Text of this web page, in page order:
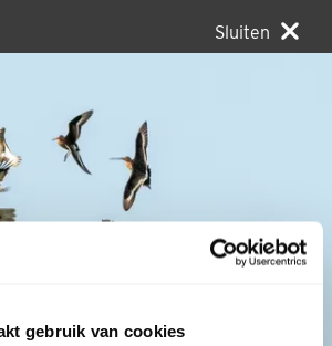
gebruik van cookies
Sluiten